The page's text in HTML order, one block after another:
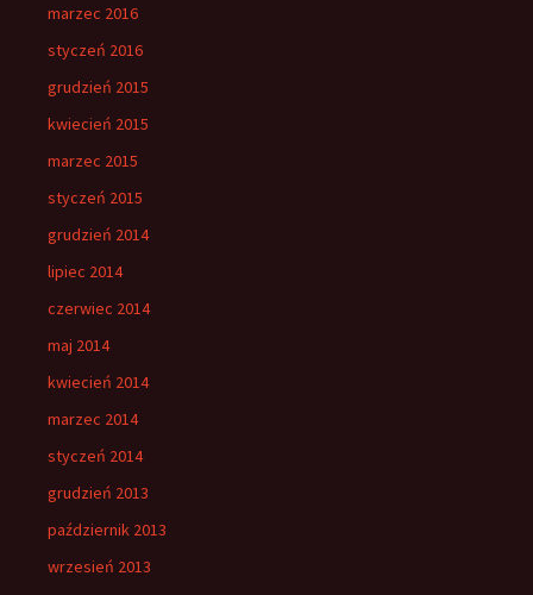
marzec 2016
styczeń 2016
grudzień 2015
kwiecień 2015
marzec 2015
styczeń 2015
grudzień 2014
lipiec 2014
czerwiec 2014
maj 2014
kwiecień 2014
marzec 2014
styczeń 2014
grudzień 2013
październik 2013
wrzesień 2013